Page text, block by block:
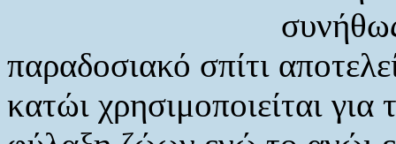
παραδοσιακό σπίτι
κατώι χρησιμοποιείται